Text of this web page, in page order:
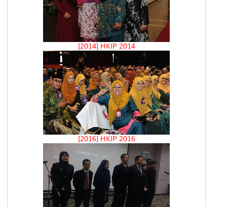
[2014] HKIP 2014
[2016] HKIP 2016